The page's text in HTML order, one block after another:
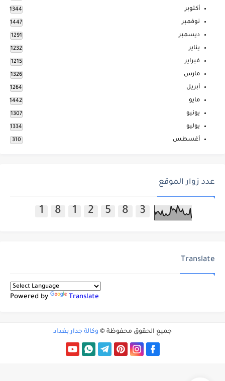
أكتوبر 1344
نوفمبر 1447
ديسمبر 1291
يناير 1232
فبراير 1215
مارس 1326
أبريل 1264
مايو 1442
يونيو 1307
يوليو 1334
أغسطس 310
عدد زوار الموقع
1 8 1 2 5 8 3
Translate
Powered by Translate
جميع الحقوق محفوظة © وكالة جدار بغداد